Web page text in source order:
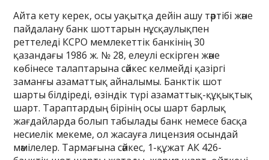
Айта кету керек, осы уақытқа дейін ашу тәртібі және
пайдалану банк шоттарын нұсқаулықпен
реттеледі КСРО мемлекеттік банкінің 30
қазандағы 1986 ж. № 28, елеулі ескірген және
көбінесе талаптарына сәйкес келмейді қазіргі
заманғы азаматтық айналымы. Банктік шот
шарты білдіреді, өзіндік түрі азаматтық-құқықтық
шарт. Тараптардың бірінің осы шарт барлық
жағдайларда болып табылады банк немесе басқа
несиелік мекеме, ол жасауға лицензия осындай
мәмілелер. Тармағына сәйкес, 1-құжат АК 426-